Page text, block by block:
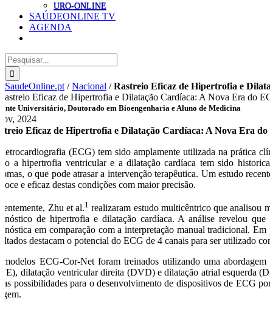
URO-ONLINE
SAÚDEONLINE TV
AGENDA
Pesquisar
SaudeOnline.pt /Nacional /Rastreio Eficaz de Hipertrofia e
Universitário, Doutorado em Bioengenharia e Aluno de Medicina
2024
Eficaz de Hipertrofia e Dilatação Cardíaca: A Nova Era
(ECG) tem sido amplamente utilizada na prática
a hipertrofia ventricular e a dilatação cardíaca tem sido
o que pode atrasar a intervenção terapêutica. Um estudo
e eficaz destas condições com maior precisão.
Zhu et al.1 realizaram estudo multicêntrico que analisou
de hipertrofia e dilatação cardíaca. A análise revelou
em comparação com a interpretação manual tradicional.
destacam o potencial do ECG de 4 canais para ser utilizado
modelos ECG-Cor-Net foram treinados utilizando uma
dilatação ventricular direita (DVD) e dilatação atrial esquerda
possibilidades para o desenvolvimento de dispositivos de ECG